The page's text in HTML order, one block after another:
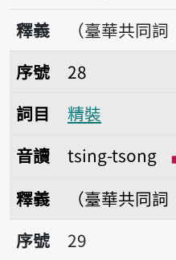
釋義
（臺華共同詞
序號28精裝
序號
28
詞目
精裝
音讀
tsing-tsong
釋義
（臺華共同詞
序號29精子
序號 29